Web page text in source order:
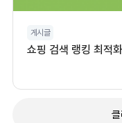
게시글
쇼핑 검색 랭킹 최적화